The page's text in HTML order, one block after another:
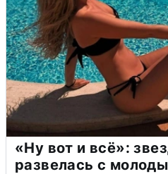
«Ну вот и всё»:
развелась с